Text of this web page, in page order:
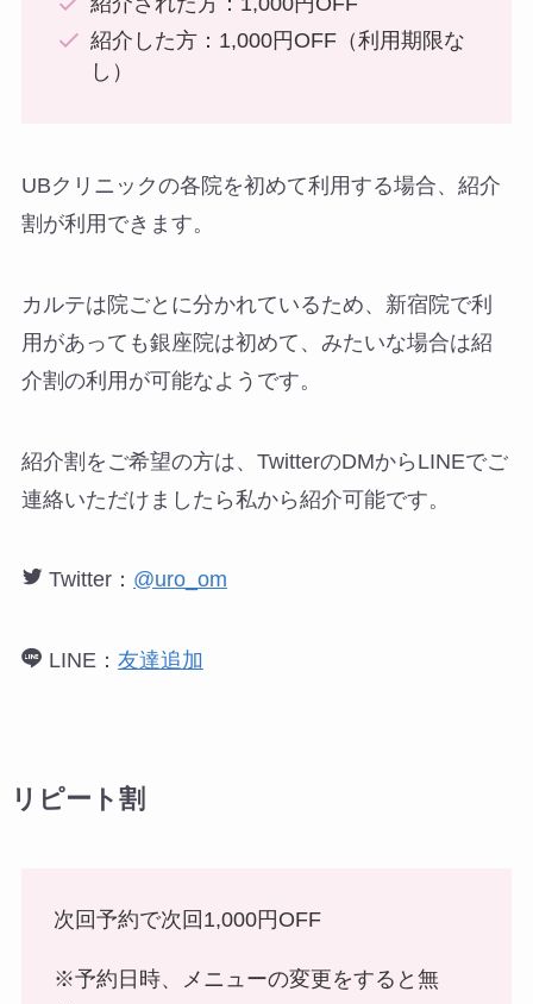
紹介した方：1,000円OFF（利用期限な
し）
UBクリニックの各院を初めて利用する場合、紹介
割が利用できます。
カルテは院ごとに分かれているため、新宿院で利
用があっても銀座院は初めて、みたいな場合は紹
介割の利用が可能なようです。
紹介割をご希望の方は、TwitterのDMからLINEでご
連絡いただけましたら私から紹介可能です。
Twitter： @uro_om
LINE： 友達追加
リピート割
次回予約で次回1,000円OFF
※予約日時、メニューの変更をすると無